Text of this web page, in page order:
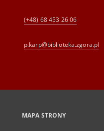
(+48) 68 453 26 06
p.karp@biblioteka.zgora.pl
MAPA STRONY